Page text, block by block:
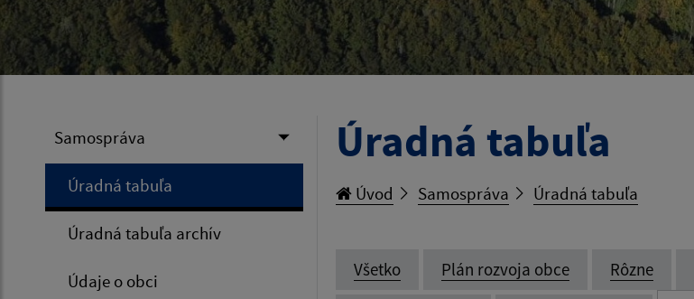
Samospráva
Úradná tabuľa
Úradná tabuľa archív
Údaje o obci
Úradná tabuľa
Úvod Samospráva Úradná tabuľa
Všetko Plán rozvoja obce Rôzne